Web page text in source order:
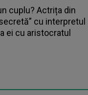
cuplu? Actrița din
cu interpretul
ei cu aristocratul